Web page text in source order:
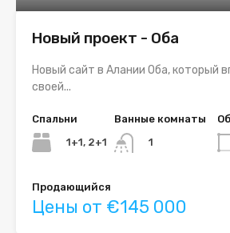
Новый проект - Оба
Новый сайт в Алании Оба, который
своей...
Спальни
1+1, 2+1
Ванные комнаты
1
Продающийся
Цены от €145 000